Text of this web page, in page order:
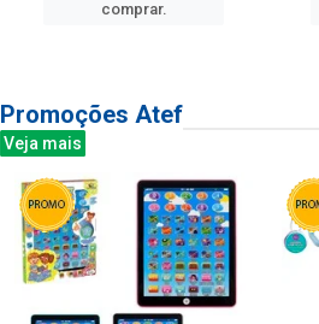
comprar.
Promoções Atef
Veja mais